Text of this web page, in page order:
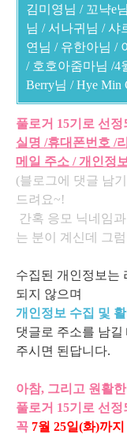
김미영님 / 꼬냑e
님 / 서나귀님 / 샤
연님 / 유한아님 /
/ 호호아줌마님 /4
Berry님 /Hye Min
풀로거 15기로 선
실명 /휴대폰번호 /
메일 주소 / 개인정
(블로그에 댓글 남
드려요~!
간혹 응모 닉네임
는 분이 계신데
그럼
수집된 개인정보는
되지 않으며
개인정보 수집 및
댓글로 주소를 남
주시면 된답니다.
아참, 그리고 원활
풀로거 15기로 선
꼭 7월 25일(화)까지